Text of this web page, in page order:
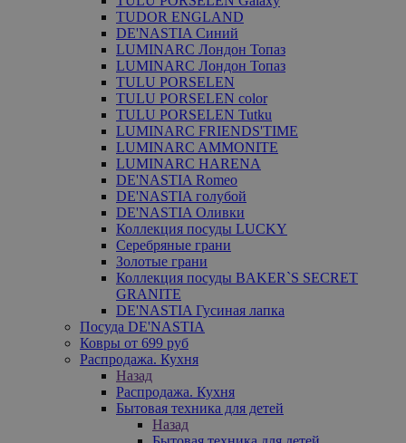
TUDOR ENGLAND
DE'NASTIA Синий
LUMINARC Лондон Топаз
LUMINARC Лондон Топаз
TULU PORSELEN
TULU PORSELEN color
TULU PORSELEN Tutku
LUMINARC FRIENDS'TIME
LUMINARC AMMONITE
LUMINARC HARENA
DE'NASTIA Romeo
DE'NASTIA голубой
DE'NASTIA Оливки
Коллекция посуды LUCKY
Серебряные грани
Золотые грани
Коллекция посуды BAKER`S SECRET
GRANITE
DE'NASTIA Гусиная лапка
Посуда DE'NASTIA
Ковры от 699 руб
Распродажа. Кухня
Назад
Распродажа. Кухня
Бытовая техника для детей
Назад